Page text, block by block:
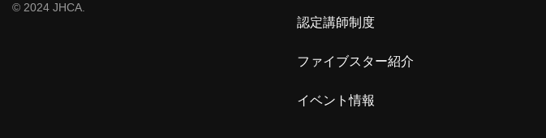
© 2024 JHCA.
認定講師制度
ファイブスター紹介
イベント情報